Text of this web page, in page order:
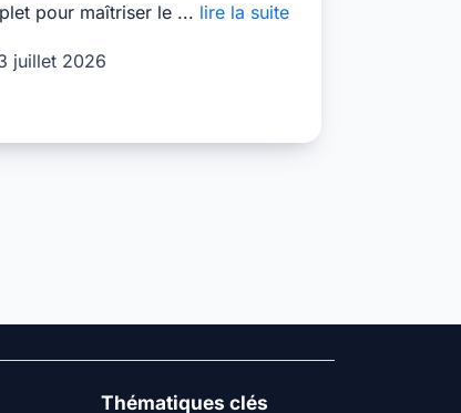
pour maîtriser le ... lire la suite
juillet 2026
Thématiques clés